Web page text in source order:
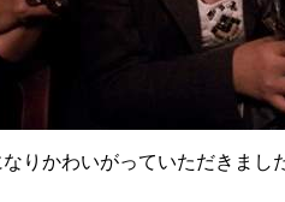
りかわいがっていただきまし